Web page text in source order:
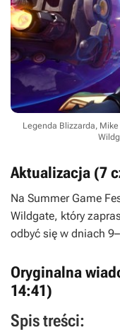
Legenda Blizzarda,
Aktualizacja (7
Na Summer Game
Wildgate, który
odbyć się w dniach
Oryginalna
14:41)
Spis treści: